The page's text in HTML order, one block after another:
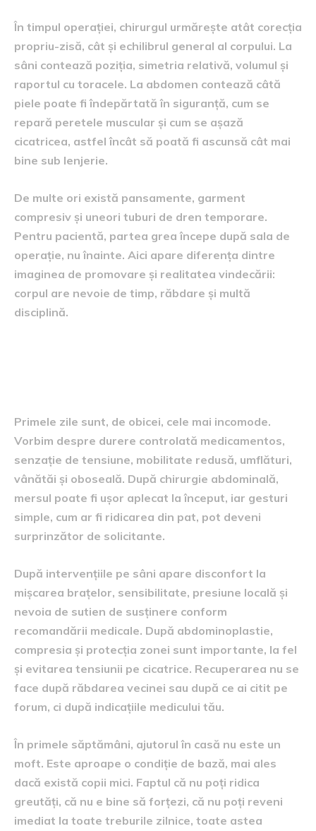
În timpul operației, chirurgul urmărește atât corecția
propriu-zisă, cât și echilibrul general al corpului. La
sâni contează poziția, simetria relativă, volumul și
raportul cu toracele. La abdomen contează câtă
piele poate fi îndepărtată în siguranță, cum se
repară peretele muscular și cum se așază
cicatricea, astfel încât să poată fi ascunsă cât mai
bine sub lenjerie.
De multe ori există pansamente, garment
compresiv și uneori tuburi de dren temporare.
Pentru pacientă, partea grea începe după sala de
operație, nu înainte. Aici apare diferența dintre
imaginea de promovare și realitatea vindecării:
corpul are nevoie de timp, răbdare și multă
disciplină.
Primele zile sunt, de obicei, cele mai incomode.
Vorbim despre durere controlată medicamentos,
senzație de tensiune, mobilitate redusă, umflături,
vânătăi și oboseală. După chirurgie abdominală,
mersul poate fi ușor aplecat la început, iar gesturi
simple, cum ar fi ridicarea din pat, pot deveni
surprinzător de solicitante.
După intervențiile pe sâni apare disconfort la
mișcarea brațelor, sensibilitate, presiune locală și
nevoia de sutien de susținere conform
recomandării medicale. După abdominoplastie,
compresia și protecția zonei sunt importante, la fel
și evitarea tensiunii pe cicatrice. Recuperarea nu se
face după răbdarea vecinei sau după ce ai citit pe
forum, ci după indicațiile medicului tău.
În primele săptămâni, ajutorul în casă nu este un
moft. Este aproape o condiție de bază, mai ales
dacă există copii mici. Faptul că nu poți ridica
greutăți, că nu e bine să forțezi, că nu poți reveni
imediat la toate treburile zilnice, toate astea